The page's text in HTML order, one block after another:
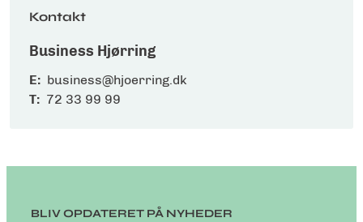
Kontakt
Business Hjørring
E: business@hjoerring.dk
T: 72 33 99 99
BLIV OPDATERET PÅ NYHEDER